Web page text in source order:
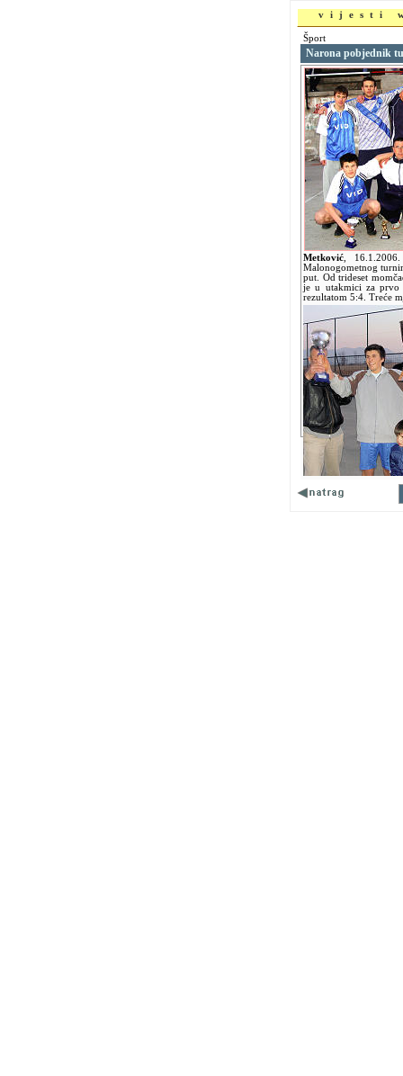
vijesti
Šport
Narona pobjednik
Metković
Malonogometnog
put. Od trideset
je u utakmici za prvo
rezultatom 5:4. Treće